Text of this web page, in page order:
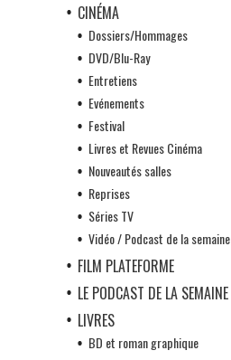
CINÉMA
Dossiers/Hommages
DVD/Blu-Ray
Entretiens
Evénements
Festival
Livres et Revues Cinéma
Nouveautés salles
Reprises
Séries TV
Vidéo / Podcast de la semaine
FILM PLATEFORME
LE PODCAST DE LA SEMAINE
LIVRES
BD et roman graphique